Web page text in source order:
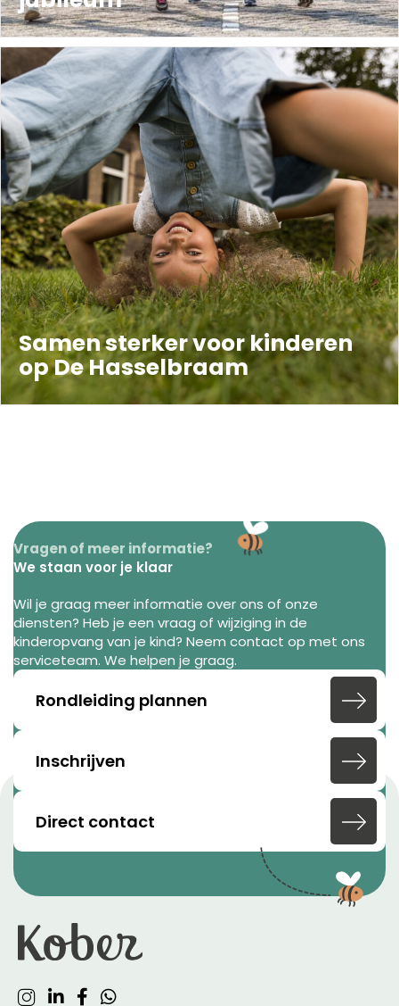
Samen sterker voor kinderen
op De Hasselbraam
Vragen of meer informatie?
We staan voor je klaar
Wil je graag meer informatie over ons of onze
diensten? Heb je een vraag of wijziging in de
kinderopvang van je kind? Neem contact op met ons
serviceteam. We helpen je graag.
Rondleiding plannen
Inschrijven
Direct contact